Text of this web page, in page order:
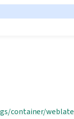
container/weblate